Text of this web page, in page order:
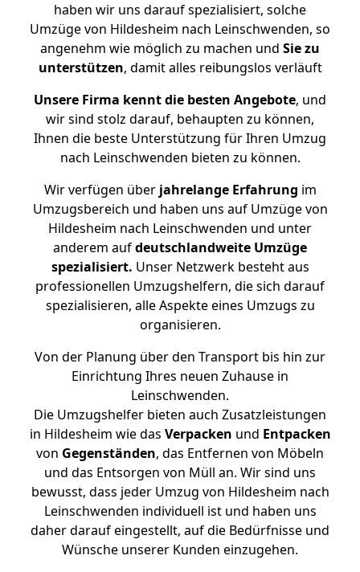
haben wir uns darauf spezialisiert, solche
Umzüge von Hildesheim nach Leinschwenden, so
angenehm wie möglich zu machen und Sie zu
unterstützen, damit alles reibungslos verläuft
Unsere Firma kennt die besten Angebote, und
wir sind stolz darauf, behaupten zu können,
Ihnen die beste Unterstützung für Ihren Umzug
nach Leinschwenden bieten zu können.
Wir verfügen überjahrelange Erfahrung im
Umzugsbereich und haben uns auf Umzüge von
Hildesheim nach Leinschwenden und unter
anderem aufdeutschlandweite Umzüge
spezialisiert. Unser Netzwerk besteht aus
professionellen Umzugshelfern, die sich darauf
spezialisieren, alle Aspekte eines Umzugs zu
organisieren.
Von der Planung über den Transport bis hin zur
Einrichtung Ihres neuen Zuhause in
Leinschwenden.
Die Umzugshelfer bieten auch Zusatzleistungen
in Hildesheim wie das Verpacken und Entpacken
von Gegenständen, das Entfernen von Möbeln
und das Entsorgen von Müll an. Wir sind uns
bewusst, dass jeder Umzug von Hildesheim nach
Leinschwenden individuell ist und haben uns
daher darauf eingestellt, auf die Bedürfnisse und
Wünsche unserer Kunden einzugehen.